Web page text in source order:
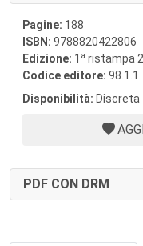
Pagine: 188
ISBN: 9788820422806
Edizione: 1 a ristampa
Codice editore: 98.1.1
Disponibilità: Discreta
PDF CON DRM